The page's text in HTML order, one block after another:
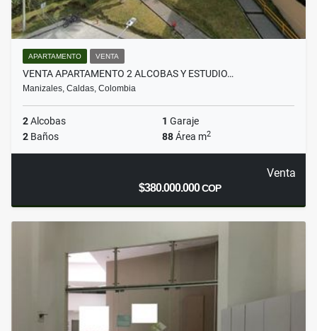
APARTAMENTO VENTA
VENTA APARTAMENTO 2 ALCOBAS Y ESTUDIO…
Manizales, Caldas, Colombia
2Alcobas 1 Garaje
2 Baños 88Área m2
Venta
$380.000.000COP